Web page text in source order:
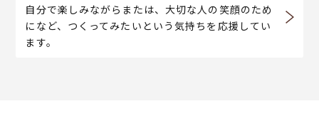
自分で楽しみながらまたは、大切な人の笑顔のため
になど、つくってみたいという気持ちを応援してい
ます。